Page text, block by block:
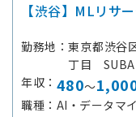
【渋谷】MLリサ
勤務地
東京都渋谷
丁目
年収
480～
職種
AI・データマ